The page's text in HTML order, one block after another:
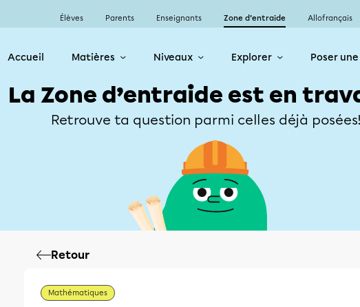
Élèves Parents Enseignants Zone d’entraide Allofrançais
Accueil Matières Niveaux Explorer Poser
La Zone d’entraide est en
Retrouve ta question parmi celles déjà
Retour
Mathématiques